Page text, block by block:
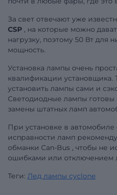
За свет отвечают уже
CSP , на которые можно
нагрузку, поэтому 50 Вт для
мощность.
Установка лампы очень
квалификации
установить лампы сами и
Светодиодные лампы готовы
замены штатных ламп
При установке в автомобиле
исправности ламп
обманки Can-Bus , чтобы не
ошибками или отключением
Теги: Лед лампы cyclone